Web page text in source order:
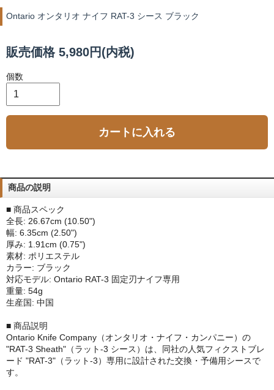
Ontario オンタリオ ナイフ RAT-3 シース ブラック
販売価格 5,980円(内税)
個数
カートに入れる
商品の説明
■ 商品スペック
全長: 26.67cm (10.50")
幅: 6.35cm (2.50")
厚み: 1.91cm (0.75")
素材: ポリエステル
カラー: ブラック
対応モデル: Ontario RAT-3 固定刃ナイフ専用
重量: 54g
生産国: 中国
■ 商品説明
Ontario Knife Company（オンタリオ・ナイフ・カンパニー）の
"RAT-3 Sheath"（ラット-3 シース）は、同社の人気フィクストブレ
ード "RAT-3"（ラット-3）専用に設計された交換・予備用シースで
す。